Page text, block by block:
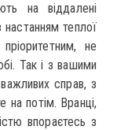
на віддалені
настанням теплої
не
Так і з вашими
справ, з
на потім. Вранці,
впораєтесь з